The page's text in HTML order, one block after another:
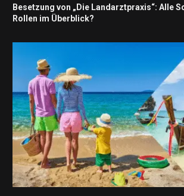
Besetzung von „Die Landarztpraxis“: Alle
Rollen im Überblick?